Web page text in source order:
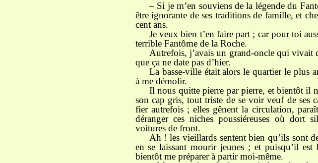
– Si je m’en souviens de la légende du
être ignorante de ses traditions de famille, et
cent ans.
Je veux bien t’en faire part ; car pour toi
terrible Fantôme de la Roche.
Autrefois, j’avais un grand-oncle qui vivait
que ça ne date pas d’hier.
La basse-ville était alors le quartier le plus
à me démolir.
Il nous quitte pierre par pierre, et bientôt il
son cap gris, tout triste de se voir veuf de ses
fier autrefois ; elles gênent la circulation,
déranger ces niches poussiéreuses où dort
voitures de front.
Ah ! les vieillards sentent bien qu’ils sont
en se laissant mourir jeunes ; et puisqu’il
bientôt me préparer à partir moi-même.